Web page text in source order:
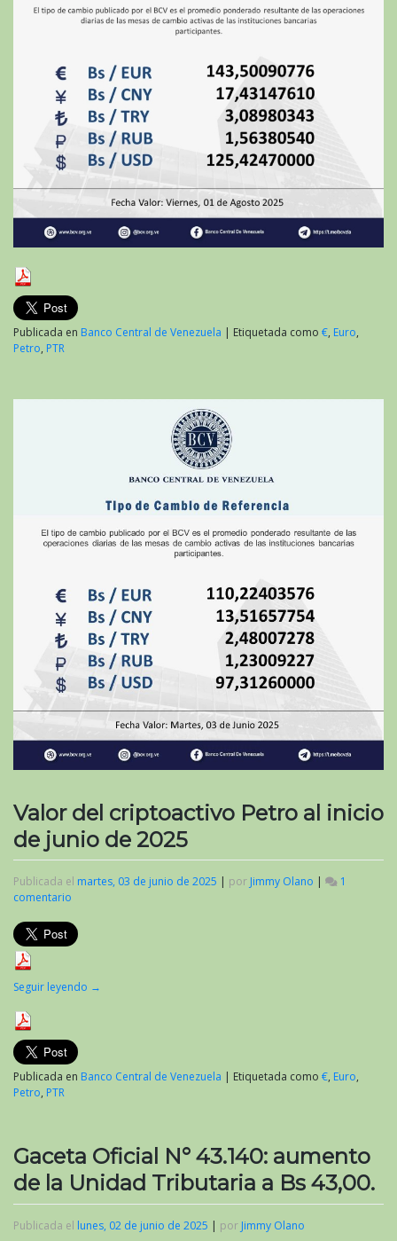
Publicada en Banco Central de Venezuela | Etiquetada como €, Euro,
Petro, PTR
Valor del criptoactivo Petro al inicio
de junio de 2025
Publicada el martes, 03 de junio de 2025 | por Jimmy Olano |
1
comentario
del
criptoactivo
inicio
de
2025
Seguir leyendo →
Publicada en Banco Central de Venezuela | Etiquetada como €, Euro,
Petro, PTR
Gaceta Oficial N° 43.140: aumento
de la Unidad Tributaria a Bs 43,00.
Publicada el lunes, 02 de junio de 2025 | por Jimmy Olano